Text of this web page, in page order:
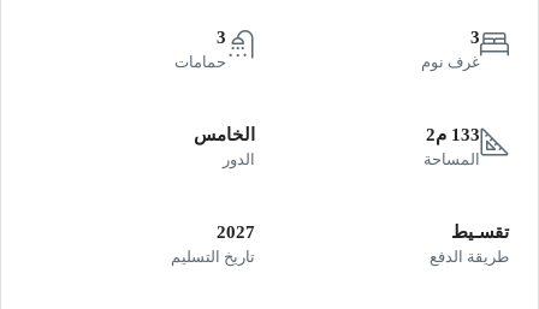
3
غرف نوم
3
حمامات
133 م2
المساحة
الخامس
الدور
تقسـيط
طريقة الدفع
2027
تاريخ التسليم